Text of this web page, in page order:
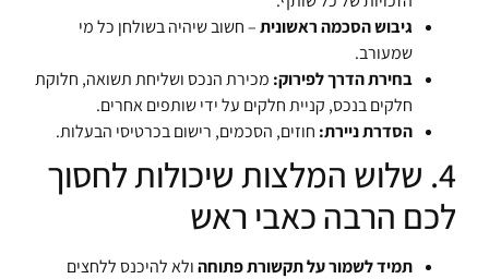
גיבוש הסכמה ראשונית– חשוב שיהיה בשולחן כל מי
שמעורב.
בחירת הדרך לפירוק: מכירת הנכס ושליחת תשואה, חלוקת
חלקים בנכס, קניית חלקים על ידי שותפים אחרים.
הסדרת ניירת: חוזים, הסכמים, רישום בכרטיסי הבעלות.
4. שלוש המלצות שיכולות לחסוך
לכם הרבה כאבי ראש
תמיד לשמור על תקשורת פתוחהולא להיכנס ללחצים